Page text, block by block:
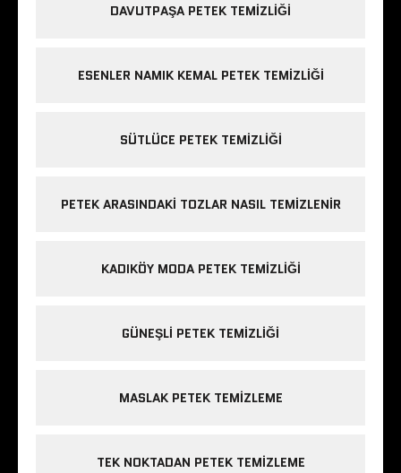
DAVUTPAŞA PETEK TEMIZLIĞI
ESENLER NAMIK KEMAL PETEK TEMIZLIĞI
SÜTLÜCE PETEK TEMIZLIĞI
PETEK ARASINDAKI TOZLAR NASIL TEMIZLENIR
KADIKÖY MODA PETEK TEMIZLIĞI
GÜNEŞLI PETEK TEMIZLIĞI
MASLAK PETEK TEMIZLEME
TEK NOKTADAN PETEK TEMIZLEME